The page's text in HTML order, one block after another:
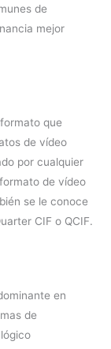
de
mejor
que
de vídeo
por cualquier
de vídeo
se le conoce
CIF o QCIF.
en
de